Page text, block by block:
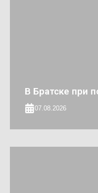
В Братске при
07.08.2026